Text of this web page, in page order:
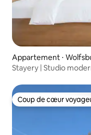
Appartement ⋅
Stayery | Studio
Coup de cœur
Coup de cœur